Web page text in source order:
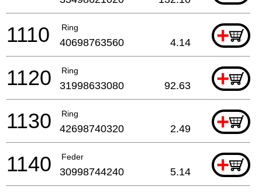
Ring +
1110 40698763560 4.14
Ring +
1120 31998633080 92.63
Ring +
1130 42698740320 2.49
Feder +
1140 30998744240 5.14